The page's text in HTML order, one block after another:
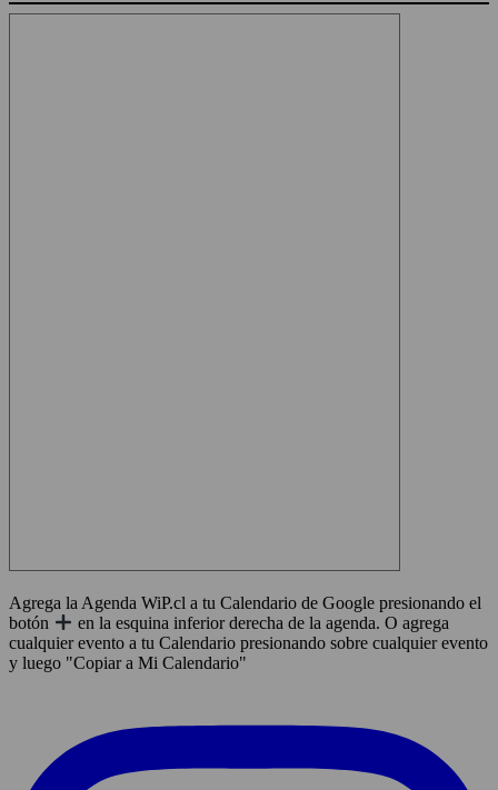
Agrega la Agenda WiP.cl a tu Calendario de Google presionando el
botón
en la esquina inferior derecha de la agenda. O agrega
cualquier evento a tu Calendario presionando sobre cualquier evento
y luego "Copiar a Mi Calendario"